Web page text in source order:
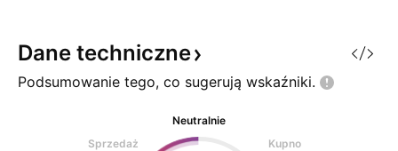
Dane techniczne
Podsumowanie tego, co sugerują wskaźniki.
Neutralnie
Sprzedaż
Kupno